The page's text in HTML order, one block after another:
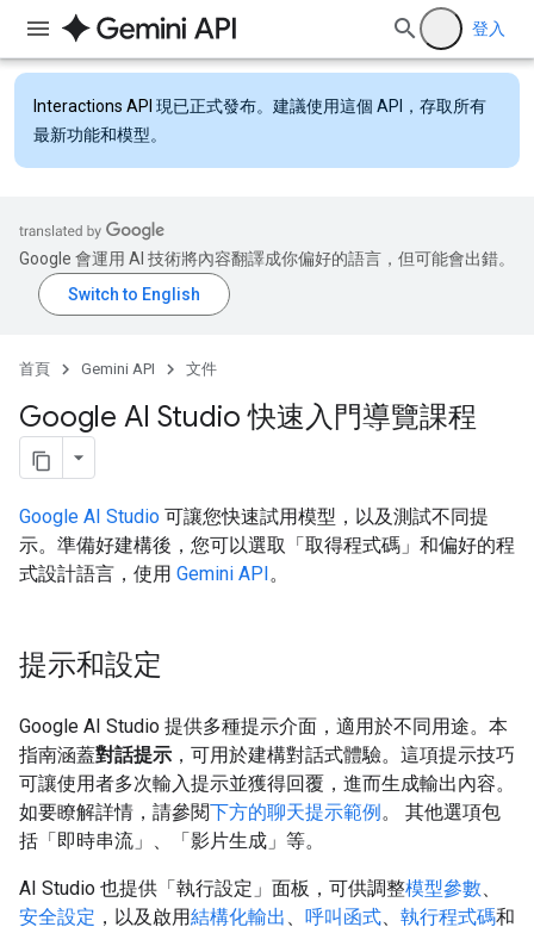
登入
Interactions API 現已正式發布。建議使用這個 API，存取所有
最新功能和模型。
Google 會運用 AI 技術將內容翻譯成你偏好的語言，但可能會出錯。
首頁 Gemini API 文件
Google AI Studio 快速入門導覽課程
Google AI Studio 可讓您快速試用模型，以及測試不同提
示。準備好建構後，您可以選取「取得程式碼」和偏好的程
式設計語言，使用 Gemini API。
提示和設定
Google AI Studio 提供多種提示介面，適用於不同用途。本
指南涵蓋對話提示 ，可用於建構對話式體驗。這項提示技巧
可讓使用者多次輸入提示並獲得回覆，進而生成輸出內容。
如要瞭解詳情，請參閱下方的聊天提示範例。 其他選項包
括「即時串流」、「影片生成」等。
AI Studio 也提供「執行設定」 面板，可供調整模型參數、
安全設定 ，以及啟用結構化輸出 、 呼叫函式、 執行程式碼和